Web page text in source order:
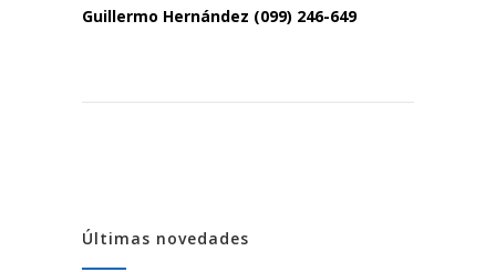
Guillermo Hernández (099) 246-649
Últimas novedades